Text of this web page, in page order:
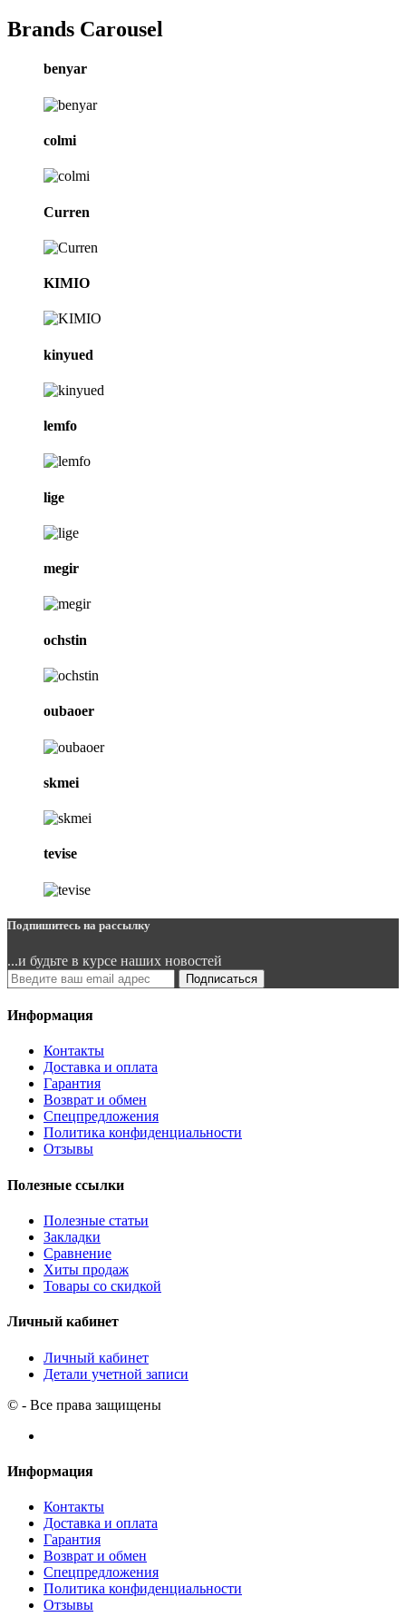
Brands Carousel
benyar
colmi
Curren
KIMIO
kinyued
lemfo
lige
megir
ochstin
oubaoer
skmei
tevise
Подпишитесь на рассылку
...и будьте в курсе наших новостей
Подписаться
Информация
Контакты
Доставка и оплата
Гарантия
Возврат и обмен
Спецпредложения
Политика конфиденциальности
Отзывы
Полезные ссылки
Полезные статьи
Закладки
Сравнение
Хиты продаж
Товары со скидкой
Личный кабинет
Личный кабинет
Детали учетной записи
© - Все права защищены
Информация
Контакты
Доставка и оплата
Гарантия
Возврат и обмен
Спецпредложения
Политика конфиденциальности
Отзывы